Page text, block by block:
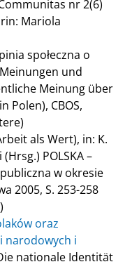
nr 2(6)
Mariola
społeczna o
und
Meinung über
Polen), CBOS,
als Wert), in: K.
POLSKA –
publiczna w okresie
2005, S. 253-258
oraz
narodowych i
nationale Identität